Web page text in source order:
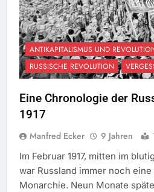
ANTIKAPITALISMUS UND
RUSSISCHE REVOLUTION
Eine Chronologie der
1917
Manfred Ecker 9 Jahren
Im Februar 1917, mitten im
war Russland immer noch
Monarchie. Neun Monate